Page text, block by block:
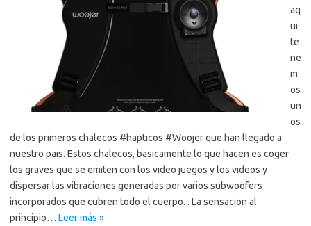
aq
ui
te
ne
m
os
un
os
de los primeros chalecos #hapticos #Woojer que han llegado a
nuestro pais. Estos chalecos, basicamente lo que hacen es coger
los graves que se emiten con los video juegos y los videos y
dispersar las vibraciones generadas por varios subwoofers
incorporados que cubren todo el cuerpo. . La sensacion al
principio… Leer más »